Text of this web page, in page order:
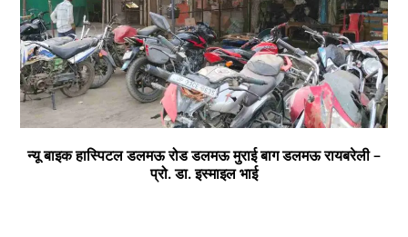
न्यू बाइक हास्पिटल डलमऊ रोड डलमऊ मुराई बाग डलमऊ रायबरेली –
प्रो. डा. इस्माइल भाई